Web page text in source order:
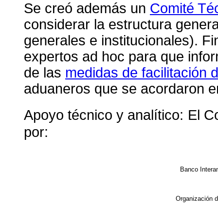
Se creó además un Comité
considerar la estructura
generales e institucionales).
expertos ad hoc para que
de las medidas de facilitación
aduaneros que se acordaron
Apoyo técnico y analítico: El
por:
Banco
Organización